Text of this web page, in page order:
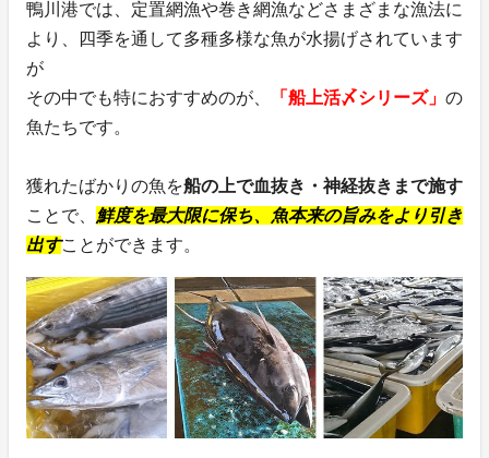
鴨川港では、定置網漁や巻き網漁などさまざまな漁法に
より、四季を通して多種多様な魚が水揚げされています
が
その中でも特におすすめのが、
「船上活〆シリーズ」 の
魚たちです。
獲れたばかりの魚を船の上で血抜き・神経抜きまで施す
ことで、 鮮度を最大限に保ち、魚本来の旨みをより引き
出すことができます。